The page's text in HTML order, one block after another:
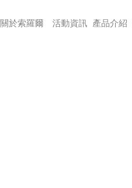
關於索羅爾 活動資訊 產品介紹